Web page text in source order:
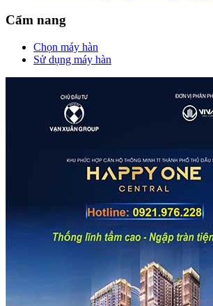
Cẩm nang
Chọn máy hàn
Sử dụng máy hàn